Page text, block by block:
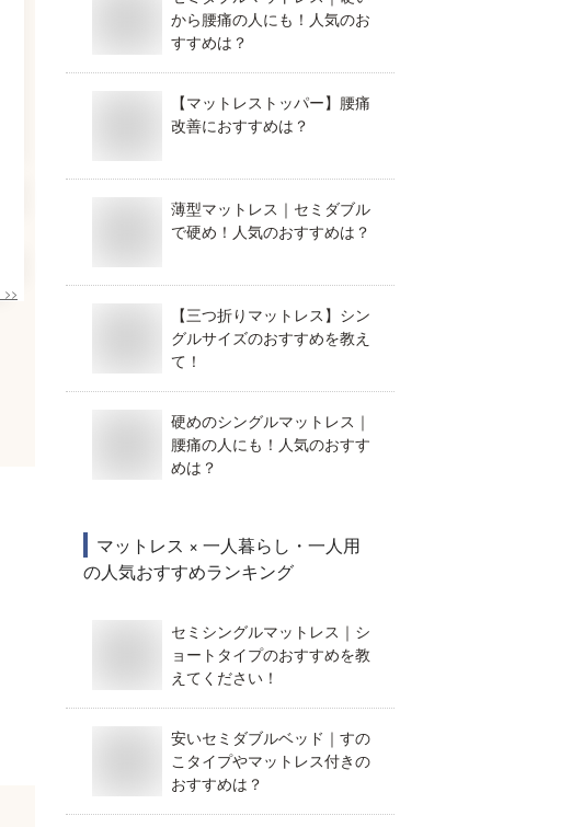
>>
から腰痛の人にも！人気のお
すすめは？
【マットレストッパー】腰痛
改善におすすめは？
薄型マットレス｜セミダブル
で硬め！人気のおすすめは？
【三つ折りマットレス】シン
グルサイズのおすすめを教え
て！
硬めのシングルマットレス｜
腰痛の人にも！人気のおすす
めは？
マットレス × 一人暮らし・一人用
の人気おすすめランキング
セミシングルマットレス｜シ
ョートタイプのおすすめを教
えてください！
安いセミダブルベッド｜すの
こタイプやマットレス付きの
おすすめは？